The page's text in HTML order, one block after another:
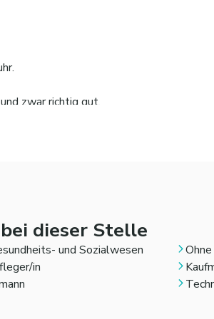
zwar richtig gut.
> 20 Mitarbeitenden- gerne
für die so wichtige Branche des
bei dieser Stelle
und Sozialwesen
in